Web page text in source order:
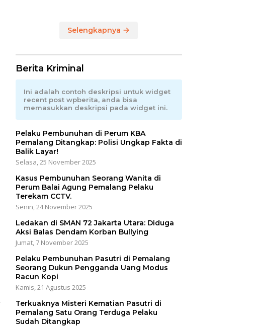
Sepeda Gunung
Selengkapnya
Berita Kriminal
Ini adalah contoh deskripsi untuk widget
recent post wpberita, anda bisa
memasukkan deskripsi pada widget ini.
Pelaku Pembunuhan di Perum KBA
Pemalang Ditangkap: Polisi Ungkap Fakta di
Balik Layar!
Selasa, 25 November 2025
Kasus Pembunuhan Seorang Wanita di
Perum Balai Agung Pemalang Pelaku
Terekam CCTV.
Senin, 24 November 2025
Ledakan di SMAN 72 Jakarta Utara: Diduga
Aksi Balas Dendam Korban Bullying
Jumat, 7 November 2025
Pelaku Pembunuhan Pasutri di Pemalang
Seorang Dukun Pengganda Uang Modus
Racun Kopi
Kamis, 21 Agustus 2025
Terkuaknya Misteri Kematian Pasutri di
Pemalang Satu Orang Terduga Pelaku
Sudah Ditangkap